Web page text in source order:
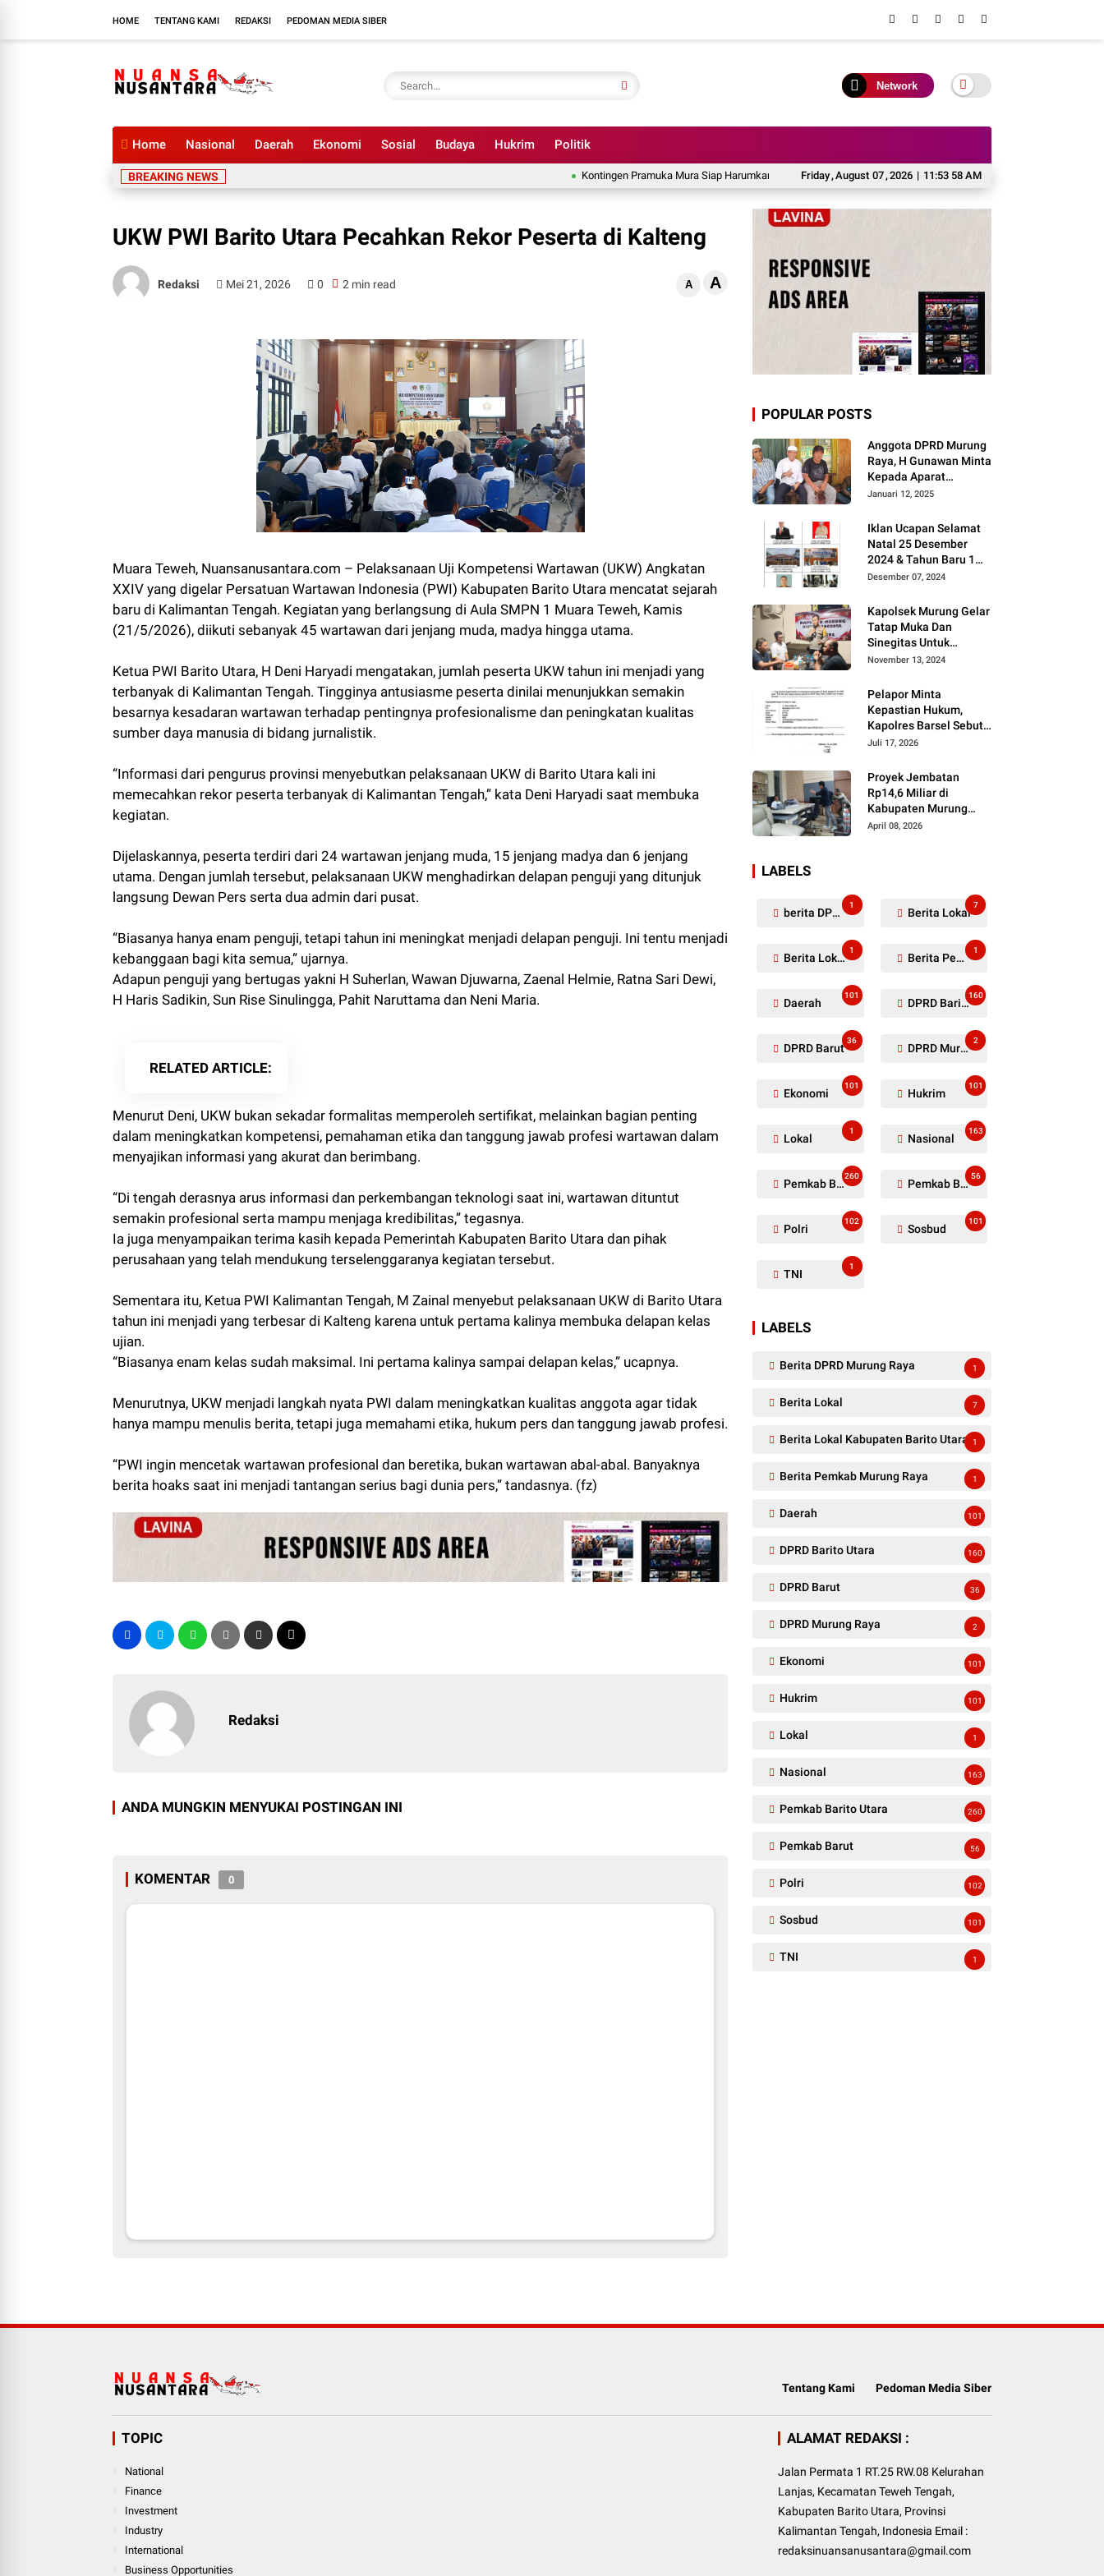
HOME TENTANG KAMI REDAKSI PEDOMAN MEDIA SIBER
Network
Home Nasional Daerah Ekonomi Sosial Budaya Hukrim Politik
Friday,August 07,2026 | 11:53 59 AM
BREAKING NEWS Kontingen Pramuka Mura Siap Harumkan Nama Daerah di Jamnas XII Taufik Nugraha Dorong Sinergi Program
UKW PWI Barito Utara Pecahkan Rekor Peserta di Kalteng
Redaksi Mei 21, 2026 0 2 min read A A
Muara Teweh, Nuansanusantara.com – Pelaksanaan Uji Kompetensi Wartawan (UKW) Angkatan
XXIV yang digelar Persatuan Wartawan Indonesia (PWI) Kabupaten Barito Utara mencatat sejarah
baru di Kalimantan Tengah. Kegiatan yang berlangsung di Aula SMPN 1 Muara Teweh, Kamis
(21/5/2026), diikuti sebanyak 45 wartawan dari jenjang muda, madya hingga utama.
Ketua PWI Barito Utara, H Deni Haryadi mengatakan, jumlah peserta UKW tahun ini menjadi yang
terbanyak di Kalimantan Tengah. Tingginya antusiasme peserta dinilai menunjukkan semakin
besarnya kesadaran wartawan terhadap pentingnya profesionalisme dan peningkatan kualitas
sumber daya manusia di bidang jurnalistik.
“Informasi dari pengurus provinsi menyebutkan pelaksanaan UKW di Barito Utara kali ini
memecahkan rekor peserta terbanyak di Kalimantan Tengah,” kata Deni Haryadi saat membuka
kegiatan.
Dijelaskannya, peserta terdiri dari 24 wartawan jenjang muda, 15 jenjang madya dan 6 jenjang
utama. Dengan jumlah tersebut, pelaksanaan UKW menghadirkan delapan penguji yang ditunjuk
langsung Dewan Pers serta dua admin dari pusat.
“Biasanya hanya enam penguji, tetapi tahun ini meningkat menjadi delapan penguji. Ini tentu menjadi
kebanggaan bagi kita semua,” ujarnya.
Adapun penguji yang bertugas yakni H Suherlan, Wawan Djuwarna, Zaenal Helmie, Ratna Sari Dewi,
H Haris Sadikin, Sun Rise Sinulingga, Pahit Naruttama dan Neni Maria.
RELATED ARTICLE
Menurut Deni, UKW bukan sekadar formalitas memperoleh sertifikat, melainkan bagian penting
dalam meningkatkan kompetensi, pemahaman etika dan tanggung jawab profesi wartawan dalam
menyajikan informasi yang akurat dan berimbang.
“Di tengah derasnya arus informasi dan perkembangan teknologi saat ini, wartawan dituntut
semakin profesional serta mampu menjaga kredibilitas,” tegasnya.
Ia juga menyampaikan terima kasih kepada Pemerintah Kabupaten Barito Utara dan pihak
perusahaan yang telah mendukung terselenggaranya kegiatan tersebut.
Sementara itu, Ketua PWI Kalimantan Tengah, M Zainal menyebut pelaksanaan UKW di Barito Utara
tahun ini menjadi yang terbesar di Kalteng karena untuk pertama kalinya membuka delapan kelas
ujian.
“Biasanya enam kelas sudah maksimal. Ini pertama kalinya sampai delapan kelas,” ucapnya.
Menurutnya, UKW menjadi langkah nyata PWI dalam meningkatkan kualitas anggota agar tidak
hanya mampu menulis berita, tetapi juga memahami etika, hukum pers dan tanggung jawab profesi.
“PWI ingin mencetak wartawan profesional dan beretika, bukan wartawan abal-abal. Banyaknya
berita hoaks saat ini menjadi tantangan serius bagi dunia pers,” tandasnya. (fz)
Redaksi
ANDA MUNGKIN MENYUKAI POSTINGAN INI
KOMENTAR 0
POPULAR POSTS
Anggota DPRD Murung
Raya, H Gunawan Minta
Kepada Aparat
Berantas judi dan
Instruksi Presiden RI
Januari 12, 2025
Iklan Ucapan Selamat
Natal 25 Desember
2024 & Tahun Baru 1
Januari 2025
Desember 07, 2024
Kapolsek Murung Gelar
Tatap Muka Dan
Sinegitas Untuk
Menjaga Situasi
Kondusif Dengan Insan
Pers
November 13, 2024
Pelapor Minta
Kepastian Hukum,
Kapolres Barsel Sebut
Dugaan Penyerobotan
Juli 17, 2026
Proyek Jembatan
Rp14,6 Miliar di
Kabupaten Murung
Raya Mangkrak,
April 08, 2026
LABELS
berita DPRD Murung Raya
1
Berita Lokal
7
Berita Lokal Kabupaten Barito Utara
1
Berita Pemkab Murung Raya
1
Daerah
101
DPRD Barito Utara
160
DPRD Barut
36
DPRD Murung Raya
2
Ekonomi
101
Hukrim
101
Lokal
1
Nasional
163
Pemkab Barito Utara
260
Pemkab Barut
56
Polri
102
Sosbud
101
TNI
1
LABELS
Berita DPRD Murung Raya 1
Berita Lokal 7
Berita Lokal Kabupaten Barito Utara 1
Berita Pemkab Murung Raya 1
Daerah 101
DPRD Barito Utara 160
DPRD Barut 36
DPRD Murung Raya 2
Ekonomi 101
Hukrim 101
Lokal 1
Nasional 163
Pemkab Barito Utara 260
Pemkab Barut 56
Polri 102
Sosbud 101
TNI 1
Tentang Kami Pedoman Media Siber
TOPIC
National
Finance
Investment
Industry
International
Business Opportunities
ALAMAT REDAKSI :
Jalan Permata 1 RT.25 RW.08 Kelurahan
Lanjas, Kecamatan Teweh Tengah,
Kabupaten Barito Utara, Provinsi
Kalimantan Tengah, Indonesia Email :
redaksinuansanusantara@gmail.com